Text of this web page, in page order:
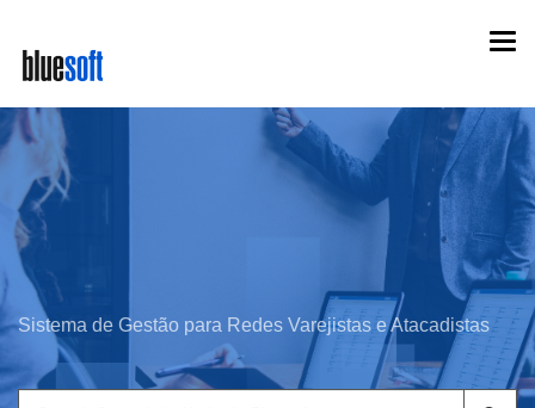
main
content
Sistema de Gestão para Redes Varejistas e Atacadistas